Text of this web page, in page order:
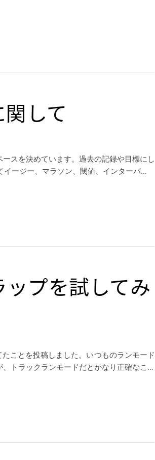
して
スを決めています。過去の記録や目標にし
イージー、マラソン、閾値、インターバ…
プを試してみ
ことを投稿しました。いつものランモード
トラックランモードだとかなり正確なこ…